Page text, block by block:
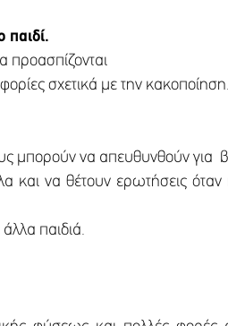
παιδί.
προασπίζονται
σχετικά με την κακοποίηση.
μπορούν να απευθυνθούν για
και να θέτουν ερωτήσεις
παιδιά.